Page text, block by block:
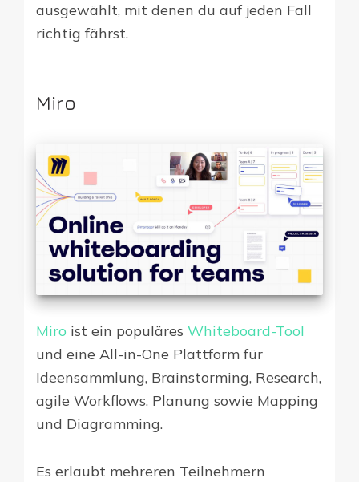
ausgewählt, mit denen du auf jeden Fall
richtig fährst.
Miro
Miro ist ein populäres Whiteboard-Tool
und eine All-in-One Plattform für
Ideensammlung, Brainstorming, Research,
agile Workflows, Planung sowie Mapping
und Diagramming.
Es erlaubt mehreren Teilnehmern